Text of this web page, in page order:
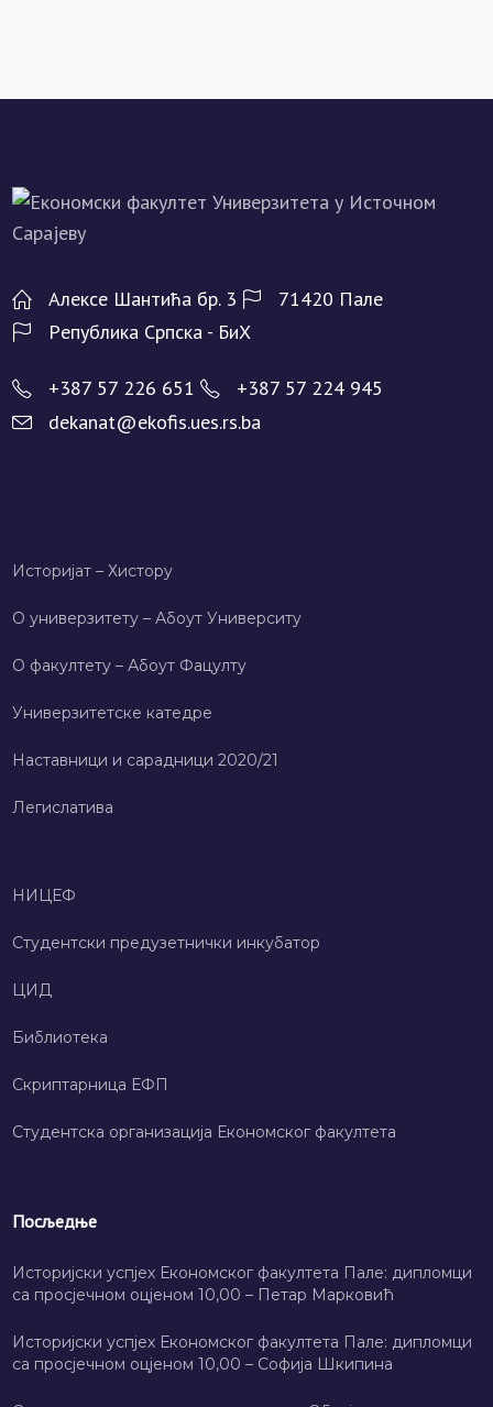
Алeксe Шантића бр. 3
71420 Палe
Рeпублика Српска - БиХ
+387 57 226 651
+387 57 224 945
dekanat@ekofis.ues.rs.ba
Историјат – Хисторy
О универзитету – Абоут Университy
О факултету – Абоут Фацултy
Универзитетске катедре
Наставници и сарадници 2020/21
Легислатива
НИЦЕФ
Студентски предузетнички инкубатор
ЦИД
Библиотека
Скриптарница ЕФП
Студентска организација Економског факултета
Посљедње
Историјски успјех Економског факултета Пале: дипломци
са просјечном оцјеном 10,00 – Петар Марковић
Историјски успјех Економског факултета Пале: дипломци
са просјечном оцјеном 10,00 – Софија Шкипина